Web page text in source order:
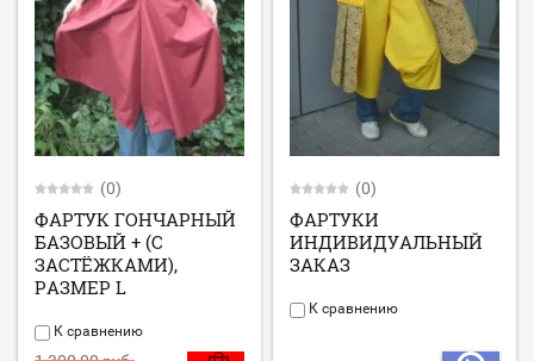
(0)
ФАРТУК ГОНЧАРНЫЙ
БАЗОВЫЙ + (С
ЗАСТЁЖКАМИ),
РАЗМЕР L
К сравнению
(0)
ФАРТУКИ
ИНДИВИДУАЛЬНЫЙ
ЗАКАЗ
К сравнению